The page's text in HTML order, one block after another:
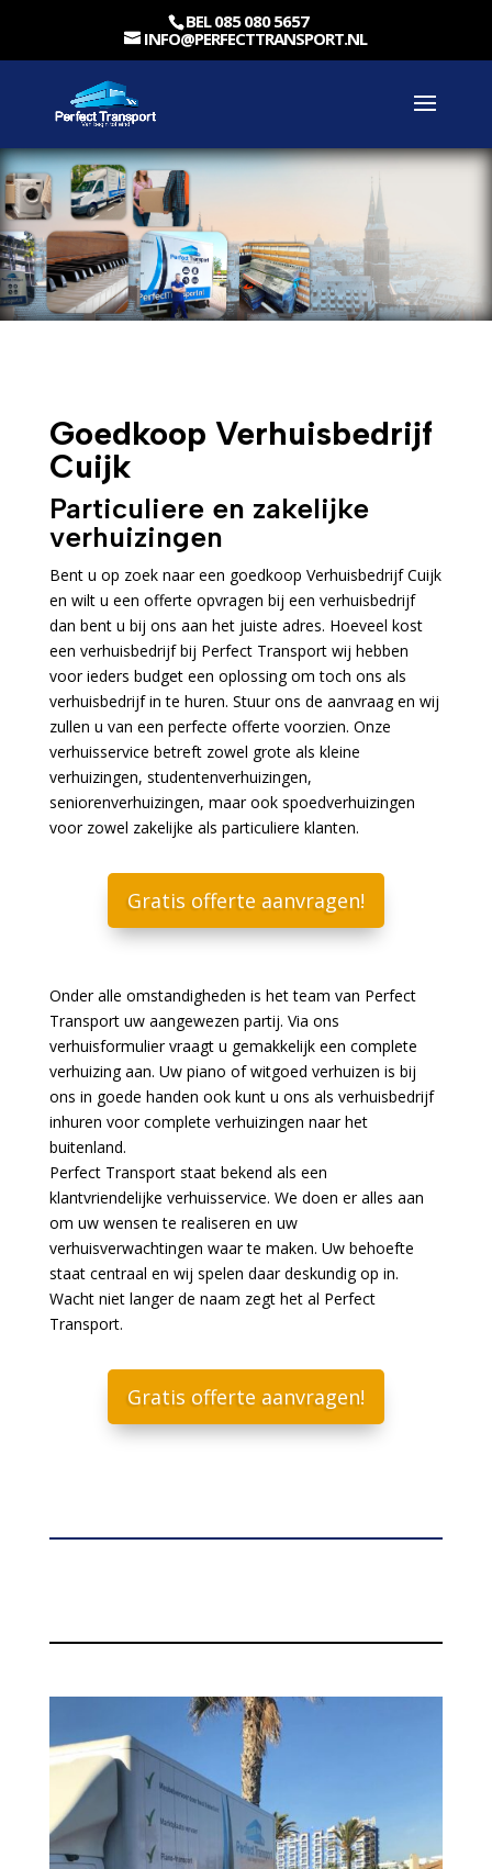
BEL 085 080 5657
INFO@PERFECTTRANSPORT.NL
Goedkoop Verhuisbedrijf
Cuijk
Particuliere en zakelijke
verhuizingen
Bent u op zoek naar een goedkoop Verhuisbedrijf Cuijk
en wilt u een offerte opvragen bij een verhuisbedrijf
dan bent u bij ons aan het juiste adres. Hoeveel kost
een verhuisbedrijf bij Perfect Transport wij hebben
voor ieders budget een oplossing om toch ons als
verhuisbedrijf in te huren. Stuur ons de aanvraag en wij
zullen u van een perfecte offerte voorzien. Onze
verhuisservice betreft zowel grote als kleine
verhuizingen, studentenverhuizingen,
seniorenverhuizingen, maar ook spoedverhuizingen
voor zowel zakelijke als particuliere klanten.
Gratis offerte aanvragen!
Onder alle omstandigheden is het team van Perfect
Transport uw aangewezen partij. Via ons
verhuisformulier vraagt u gemakkelijk een complete
verhuizing aan. Uw piano of witgoed verhuizen is bij
ons in goede handen ook kunt u ons als verhuisbedrijf
inhuren voor complete verhuizingen naar het
buitenland.
Perfect Transport staat bekend als een
klantvriendelijke verhuisservice. We doen er alles aan
om uw wensen te realiseren en uw
verhuisverwachtingen waar te maken. Uw behoefte
staat centraal en wij spelen daar deskundig op in.
Wacht niet langer de naam zegt het al Perfect
Transport.
Gratis offerte aanvragen!